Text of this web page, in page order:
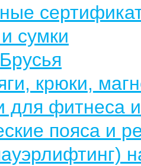
сумки
крюки,
для фитнеса
пояса и